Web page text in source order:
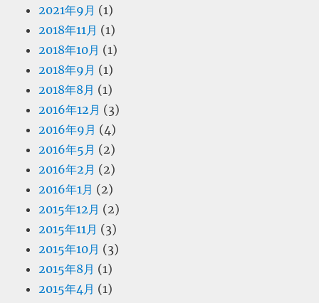
2021年9月 (1)
2018年11月 (1)
2018年10月 (1)
2018年9月 (1)
2018年8月 (1)
2016年12月 (3)
2016年9月 (4)
2016年5月 (2)
2016年2月 (2)
2016年1月 (2)
2015年12月 (2)
2015年11月 (3)
2015年10月 (3)
2015年8月 (1)
2015年4月 (1)